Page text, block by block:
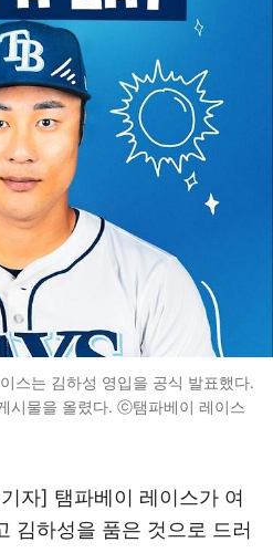
스는 김하성 영입을 공식 발표했다.
시물을 올렸다. ⓒ탬파베이 레이스
자] 탬파베이 레이스가 여
김하성을 품은 것으로 드러